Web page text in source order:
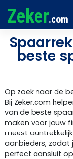
Zeker.com
beste
Op zoek naar de
Bij Zeker.com
van de beste
maken voor jouw
meest
aanbieders, zodat
perfect aansluit